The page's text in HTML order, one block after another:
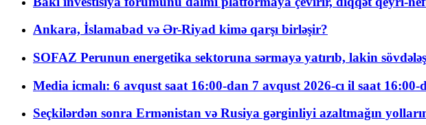
Ankara, İslamabad və Ər-Riyad kimə qarşı birləşir?
SOFAZ Perunun energetika sektoruna sərmayə yatırıb, lakin
Media icmalı: 6 avqust saat 16:00-dan 7 avqust 2026-cı il saat 16:00-
Seçkilərdən sonra Ermənistan və Rusiya gərginliyi azaltmağın